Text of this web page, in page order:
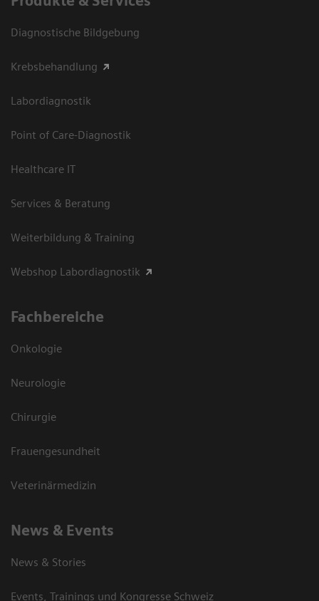
Diagnostische Bildgebung
Krebsbehandlung
Labordiagnostik
Point of Care-Diagnostik
Healthcare IT
Services & Beratung
Weiterbildung & Training
Webshop Labordiagnostik
Fachbereiche
Onkologie
Neurologie
Chirurgie
Frauengesundheit
Veterinärmedizin
News & Events
News & Stories
Events, Trainings und Kongresse Schweiz